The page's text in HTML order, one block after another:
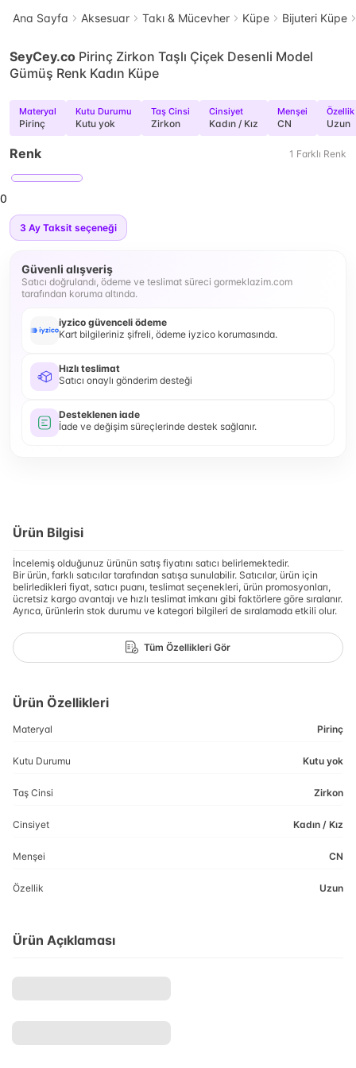
Ana Sayfa Aksesuar Takı & Mücevher Küpe Bijuteri Küpe
SeyCey.co Pirinç Zirkon Taşlı Çiçek Desenli Model
Gümüş Renk Kadın Küpe
Materyal
Pirinç
Kutu Durumu
Kutu yok
Taş Cinsi
Zirkon
Cinsiyet
Kadın / Kız
Menşei
CN
Özellik
Uzun
Renk 1 Farklı Renk
0
3 Ay Taksit seçeneği
Güvenli alışveriş
Satıcı doğrulandı, ödeme ve teslimat süreci gormeklazim.com
tarafından koruma altında.
iyzico güvenceli ödeme
Kart bilgileriniz şifreli, ödeme iyzico korumasında.
Hızlı teslimat
Satıcı onaylı gönderim desteği
Desteklenen iade
İade ve değişim süreçlerinde destek sağlanır.
Ürün Bilgisi
İncelemiş olduğunuz ürünün satış fiyatını satıcı belirlemektedir.
Bir ürün, farklı satıcılar tarafından satışa sunulabilir. Satıcılar, ürün için
belirledikleri fiyat, satıcı puanı, teslimat seçenekleri, ürün promosyonları,
ücretsiz kargo avantajı ve hızlı teslimat imkanı gibi faktörlere göre sıralanır.
Ayrıca, ürünlerin stok durumu ve kategori bilgileri de sıralamada etkili olur.
Tüm Özellikleri Gör
Ürün Özellikleri
Materyal Pirinç
Kutu Durumu Kutu yok
Taş Cinsi Zirkon
Cinsiyet Kadın / Kız
Menşei CN
Özellik Uzun
Ürün Açıklaması